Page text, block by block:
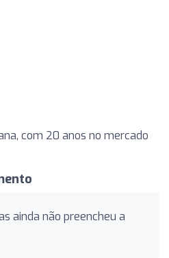
com 20 anos no mercado
ainda não preencheu a